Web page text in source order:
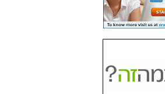
איוב קרא
בכלל לחתום
וקרא קבלו
עבור